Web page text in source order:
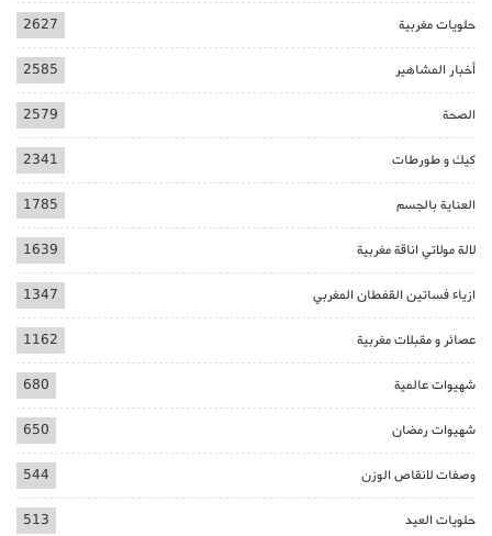
حلويات مغربية 2627
أخبار المشاهير 2585
الصحة 2579
كيك و طورطات 2341
العناية بالجسم 1785
لالة مولاتي اناقة مغربية 1639
ازياء فساتين القفطان المغربي 1347
عصائر و مقبلات مغربية 1162
شهيوات عالمية 680
شهيوات رمضان 650
وصفات لانقاص الوزن 544
حلويات العيد 513